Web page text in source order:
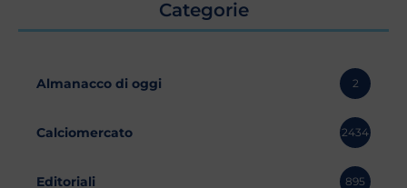
Categorie
Almanacco di oggi 2
Calciomercato 2434
Editoriali 895